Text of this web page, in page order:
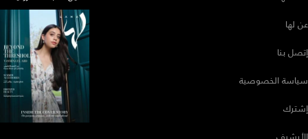
عن لها
إتصل بنا
سياسة الخصوصية
إشترك